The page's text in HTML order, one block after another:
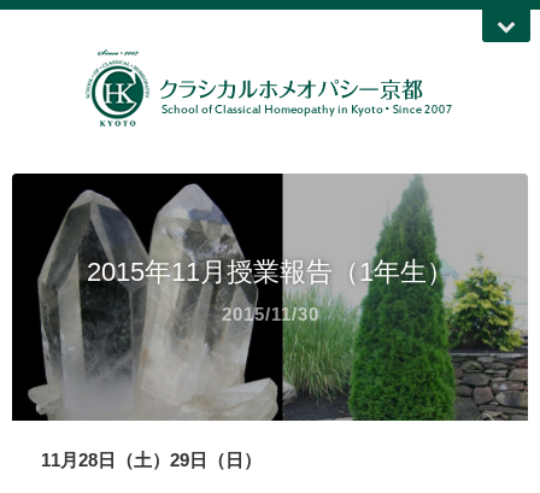
2015年11月授業報告（1年生）
2015/11/30
11月28日（土）29日（日）